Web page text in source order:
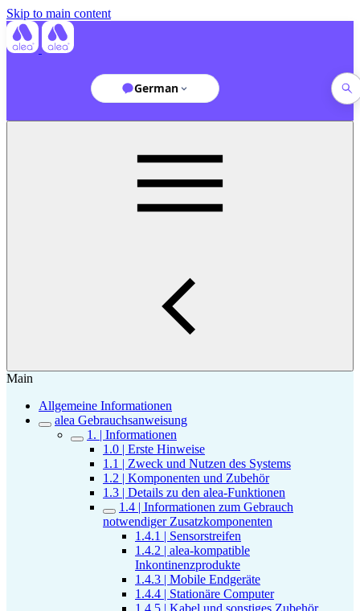
Skip to main content
German
Main
Allgemeine Informationen
alea Gebrauchsanweisung
1. | Informationen
1.0 | Erste Hinweise
1.1 | Zweck und Nutzen des Systems
1.2 | Komponenten und Zubehör
1.3 | Details zu den alea-Funktionen
1.4 | Informationen zum Gebrauch
notwendiger Zusatzkomponenten
1.4.1 | Sensorstreifen
1.4.2 | alea-kompatible
Inkontinenzprodukte
1.4.3 | Mobile Endgeräte
1.4.4 | Stationäre Computer
1.4.5 | Kabel und sonstiges Zubehör